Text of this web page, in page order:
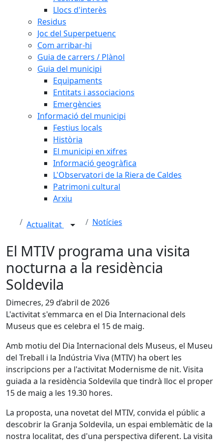
Llocs d'interès
Residus
Joc del Superpetuenc
Com arribar-hi
Guia de carrers / Plànol
Guia del municipi
Equipaments
Entitats i associacions
Emergències
Informació del municipi
Festius locals
Història
El municipi en xifres
Informació geogràfica
L'Observatori de la Riera de Caldes
Patrimoni cultural
Arxiu
Actualitat Notícies
El MTIV programa una visita
nocturna a la residència
Soldevila
Dimecres, 29 d’abril de 2026
L'activitat s'emmarca en el Dia Internacional dels
Museus que es celebra el 15 de maig.
Amb motiu del Dia Internacional dels Museus, el Museu
del Treball i la Indústria Viva (MTIV) ha obert les
inscripcions per a l'activitat Modernisme de nit. Visita
guiada a la residència Soldevila que tindrà lloc el proper
15 de maig a les 19.30 hores.
La proposta, una novetat del MTIV, convida el públic a
descobrir la Granja Soldevila, un espai emblemàtic de la
nostra localitat, des d'una perspectiva diferent. La visita